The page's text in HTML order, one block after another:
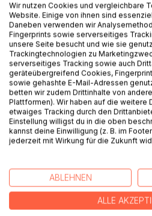
BESCHREIBUNG
Die Bibel ist das wichtigste Buch
verstaubt in den Regalen. Jeder
sie, aber nur wenige lesen sie.
Angesichts der
insbesondere durch den Islam,
nicht verstecken. Im Sinne der
stellen.
Diese eigene christliche
festigen, ist die Absicht dieses
Handreichung sein, uns mit
Wir nutzen Cookies und vergleichbare
Website. Einige von ihnen sind
Daneben verwenden wir
Fingerprints sowie serverseitiges
unsere Seite besucht und wie sie
Trackingtechnologien zu
serverseitiges Tracking sowie auch
geräteübergreifend Cookies,
sowie gehashte E-Mail-Adressen
betten wir zudem Drittinhalte von
Plattformen). Wir haben auf die weitere
etwaiges Tracking durch den
Einstellung willigst du in die oben
kannst deine Einwilligung (z. B. im
jederzeit mit Wirkung für die Zukunft
ABLEHNEN
ALLE